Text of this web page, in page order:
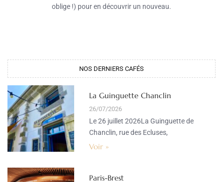
oblige !) pour en découvrir un nouveau.
NOS DERNIERS CAFÉS​
La Guinguette Chanclin
26/07/2026
Le 26 juillet 2026La Guinguette de
Chanclin, rue des Ecluses,
Voir »
Paris-Brest